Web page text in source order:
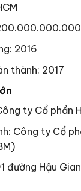
2016
thành: 2017
ty Cổ phần
Công ty Cổ
Hậu